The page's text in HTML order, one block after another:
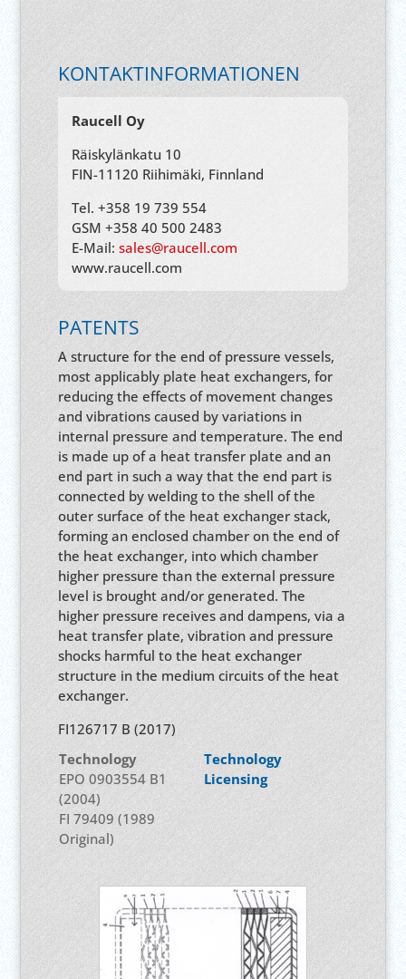
KONTAKTINFORMATIONEN
Raucell Oy
Räiskylänkatu 10
FIN-11120 Riihimäki, Finnland
Tel. +358 19 739 554
GSM +358 40 500 2483
E-Mail: sales@raucell.com
www.raucell.com
PATENTS
A structure for the end of pressure vessels,
most applicably plate heat exchangers, for
reducing the effects of movement changes
and vibrations caused by variations in
internal pressure and temperature. The end
is made up of a heat transfer plate and an
end part in such a way that the end part is
connected by welding to the shell of the
outer surface of the heat exchanger stack,
forming an enclosed chamber on the end of
the heat exchanger, into which chamber
higher pressure than the external pressure
level is brought and/or generated. The
higher pressure receives and dampens, via a
heat transfer plate, vibration and pressure
shocks harmful to the heat exchanger
structure in the medium circuits of the heat
exchanger.
FI126717 B (2017)
Technology
EPO 0903554 B1
(2004)
FI 79409 (1989
Original)
Technology
Licensing